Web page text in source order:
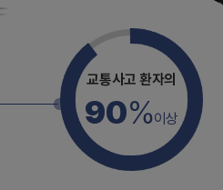
교통사고 환자의
90%이상